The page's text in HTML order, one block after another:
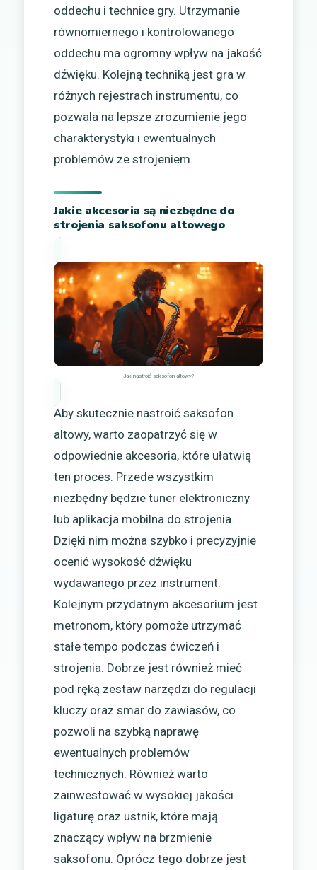
oddechu i technice gry. Utrzymanie
równomiernego i kontrolowanego
oddechu ma ogromny wpływ na jakość
dźwięku. Kolejną techniką jest gra w
różnych rejestrach instrumentu, co
pozwala na lepsze zrozumienie jego
charakterystyki i ewentualnych
problemów ze strojeniem.
Jakie akcesoria są niezbędne do
strojenia saksofonu altowego
Jak nastroić saksofon altowy?
Aby skutecznie nastroić saksofon
altowy, warto zaopatrzyć się w
odpowiednie akcesoria, które ułatwią
ten proces. Przede wszystkim
niezbędny będzie tuner elektroniczny
lub aplikacja mobilna do strojenia.
Dzięki nim można szybko i precyzyjnie
ocenić wysokość dźwięku
wydawanego przez instrument.
Kolejnym przydatnym akcesorium jest
metronom, który pomoże utrzymać
stałe tempo podczas ćwiczeń i
strojenia. Dobrze jest również mieć
pod ręką zestaw narzędzi do regulacji
kluczy oraz smar do zawiasów, co
pozwoli na szybką naprawę
ewentualnych problemów
technicznych. Również warto
zainwestować w wysokiej jakości
ligaturę oraz ustnik, które mają
znaczący wpływ na brzmienie
saksofonu. Oprócz tego dobrze jest